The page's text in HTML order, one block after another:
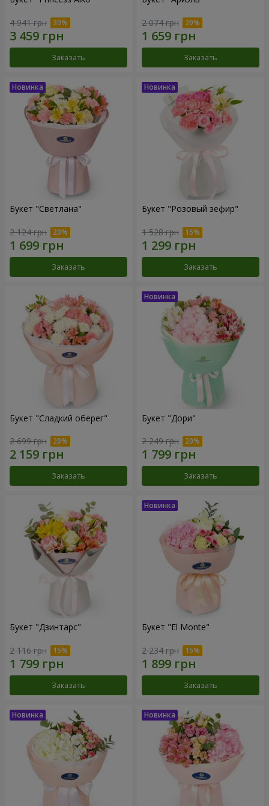
4 941 грн
Заказать
2 074 грн
Заказать
Букет "Светлана"
2 124 грн
Заказать
Букет "Розовый зефир"
1 528 грн
Заказать
Букет "Сладкий оберег"
2 699 грн
Заказать
Букет "Дори"
2 249 грн
Заказать
Букет "Дзинтарс"
2 116 грн
Заказать
Букет "El Monte"
2 234 грн
Заказать